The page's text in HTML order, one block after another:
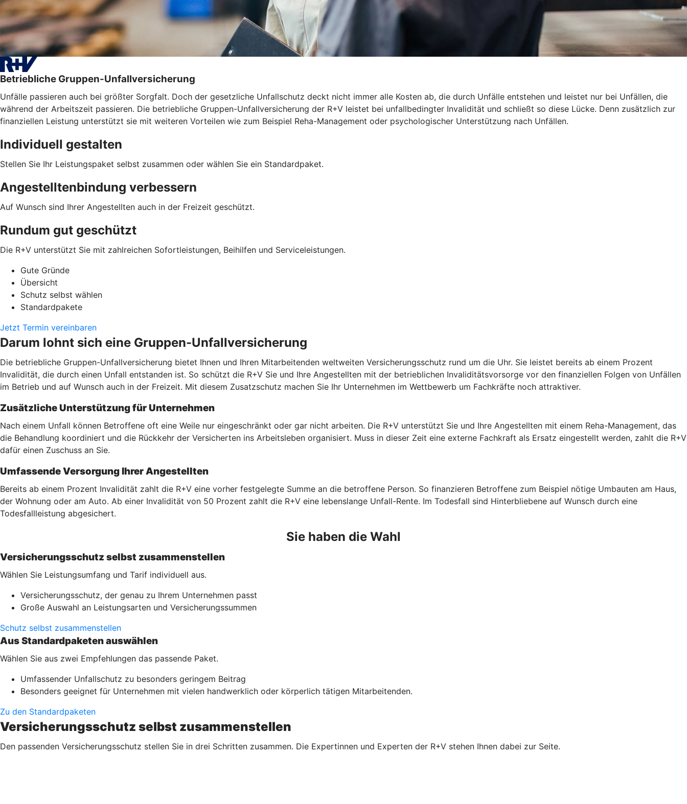
Betriebliche Gruppen-Unfallversicherung
Unfälle passieren auch bei größter Sorgfalt. Doch der gesetzliche Unfallschutz deckt nicht immer alle Kosten ab, die durch Unfälle entstehen und leistet nur bei Unfällen, die
während der Arbeitszeit passieren. Die betriebliche Gruppen-Unfallversicherung der R+V leistet bei unfallbedingter Invalidität und schließt so diese Lücke. Denn zusätzlich zur
finanziellen Leistung unterstützt sie mit weiteren Vorteilen wie zum Beispiel Reha-Management oder psychologischer Unterstützung nach Unfällen.
Individuell gestalten
Stellen Sie Ihr Leistungspaket selbst zusammen oder wählen Sie ein Standardpaket.
Angestelltenbindung verbessern
Auf Wunsch sind Ihrer Angestellten auch in der Freizeit geschützt.
Rundum gut geschützt
Die R+V unterstützt Sie mit zahlreichen Sofortleistungen, Beihilfen und Serviceleistungen.
Gute Gründe
Übersicht
Schutz selbst wählen
Standardpakete
Jetzt Termin vereinbaren
Darum lohnt sich eine Gruppen-Unfallversicherung
Die betriebliche Gruppen-Unfallversicherung bietet Ihnen und Ihren Mitarbeitenden weltweiten Versicherungsschutz rund um die Uhr. Sie leistet bereits ab einem Prozent
Invalidität, die durch einen Unfall entstanden ist. So schützt die R+V Sie und Ihre Angestellten mit der betrieblichen Invaliditätsvorsorge vor den finanziellen Folgen von Unfällen
im Betrieb und auf Wunsch auch in der Freizeit. Mit diesem Zusatzschutz machen Sie Ihr Unternehmen im Wettbewerb um Fachkräfte noch attraktiver.
Zusätzliche Unterstützung für Unternehmen
Nach einem Unfall können Betroffene oft eine Weile nur eingeschränkt oder gar nicht arbeiten. Die R+V unterstützt Sie und Ihre Angestellten mit einem Reha-Management, das
die Behandlung koordiniert und die Rückkehr der Versicherten ins Arbeitsleben organisiert. Muss in dieser Zeit eine externe Fachkraft als Ersatz eingestellt werden, zahlt die R+V
dafür einen Zuschuss an Sie.
Umfassende Versorgung Ihrer Angestellten
Bereits ab einem Prozent Invalidität zahlt die R+V eine vorher festgelegte Summe an die betroffene Person. So finanzieren Betroffene zum Beispiel nötige Umbauten am Haus,
der Wohnung oder am Auto. Ab einer Invalidität von 50 Prozent zahlt die R+V eine lebenslange Unfall-Rente. Im Todesfall sind Hinterbliebene auf Wunsch durch eine
Todesfallleistung abgesichert.
Sie haben die Wahl
Versicherungsschutz selbst zusammenstellen
Wählen Sie Leistungsumfang und Tarif individuell aus.
Versicherungsschutz, der genau zu Ihrem Unternehmen passt
Große Auswahl an Leistungsarten und Versicherungssummen
Schutz selbst zusammenstellen
Aus Standardpaketen auswählen
Wählen Sie aus zwei Empfehlungen das passende Paket.
Umfassender Unfallschutz zu besonders geringem Beitrag
Besonders geeignet für Unternehmen mit vielen handwerklich oder körperlich tätigen Mitarbeitenden.
Zu den Standardpaketen
Versicherungsschutz selbst zusammenstellen
Den passenden Versicherungsschutz stellen Sie in drei Schritten zusammen. Die Expertinnen und Experten der R+V stehen Ihnen dabei zur Seite.